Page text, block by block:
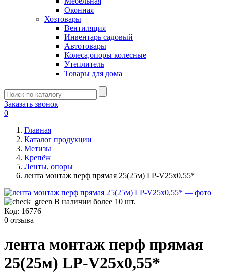
Оконная
Хозтовары
Вентиляция
Инвентарь садовый
Автотовары
Колеса,опоры колесные
Утеплитель
Товары для дома
Заказать звонок
0
Главная
Каталог продукции
Метизы
Крепёж
Ленты, опоры
лента монтаж перф прямая 25(25м) LP-V25х0,55*
В наличии более 10 шт.
Код: 16776
0 отзыва
лента монтаж перф прямая
25(25м) LP-V25х0,55*